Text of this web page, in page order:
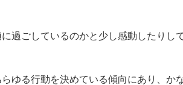
過ごしているのかと少し感動したりし
ゆる行動を決めている傾向にあり、か